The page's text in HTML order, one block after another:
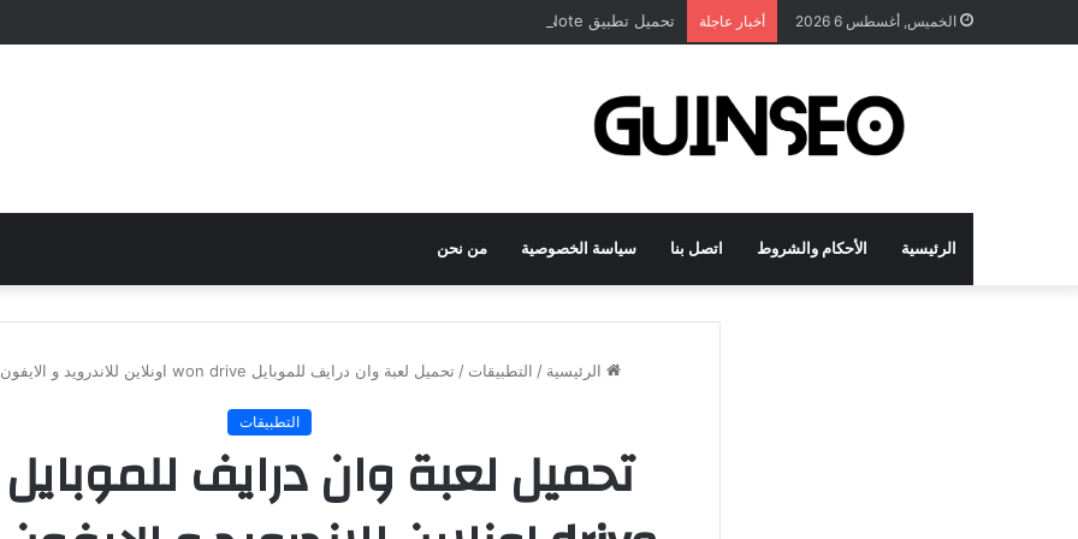
الخميس, أغسطس 6 2026 أخبار عاجلة تحميل تطبيق DrawNote مهكر 2026 النسخة المدفوعة للأندرويد مجاناً
الرئيسية الأحكام والشروط اتصل بنا سياسة الخصوصية من نحن
الرئيسية / التطبيقات / تحميل لعبة وان درايف للموبايل won drive اونلاين للاندرويد و الايفون 2024 مجانا
التطبيقات